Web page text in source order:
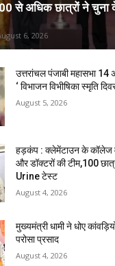
से अधिक छात्रों ने चुना
6, 2026
उत्तरांचल पंजाबी महासभा 14
‘ विभाजन विभीषिका स्मृति
August 5, 2026
हड़कंप : क्लेमेंटाउन के कॉलेज
और डॉक्टरों की टीम,100
Urine टेस्ट
August 4, 2026
मुख्यमंत्री धामी ने धोए
परोसा प्रसाद
August 4, 2026